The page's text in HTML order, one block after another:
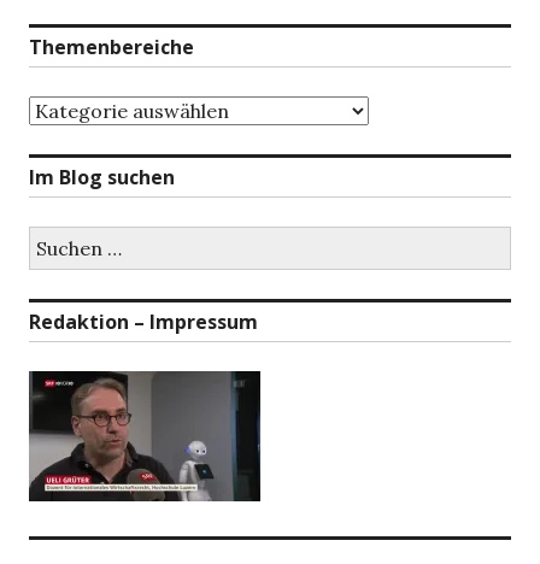
Themenbereiche
Themenbereiche
Im Blog suchen
nach:
Redaktion – Impressum